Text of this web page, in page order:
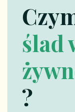
ślad
?